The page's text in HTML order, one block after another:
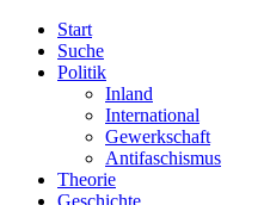
Start
Suche
Politik
Inland
International
Gewerkschaft
Antifaschismus
Theorie
Geschichte